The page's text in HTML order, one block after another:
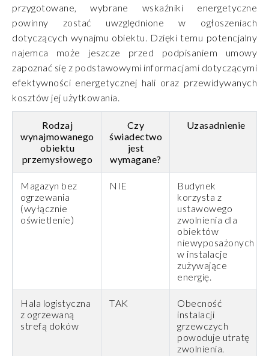
przygotowane, wybrane wskaźniki energetyczne
powinny zostać uwzględnione w ogłoszeniach
dotyczących wynajmu obiektu. Dzięki temu potencjalny
najemca może jeszcze przed podpisaniem umowy
zapoznać się z podstawowymi informacjami dotyczącymi
efektywności energetycznej hali oraz przewidywanych
kosztów jej użytkowania.
Rodzaj
wynajmowanego
obiektu
przemysłowego
Czy
świadectwo
jest
wymagane?
Uzasadnienie
Magazyn bez
ogrzewania
(wyłącznie
oświetlenie)
NIE
Budynek
korzysta z
ustawowego
zwolnienia dla
obiektów
niewyposażonych
w instalacje
zużywające
energię.
Hala logistyczna
z ogrzewaną
strefą doków
TAK
Obecność
instalacji
grzewczych
powoduje utratę
zwolnienia.